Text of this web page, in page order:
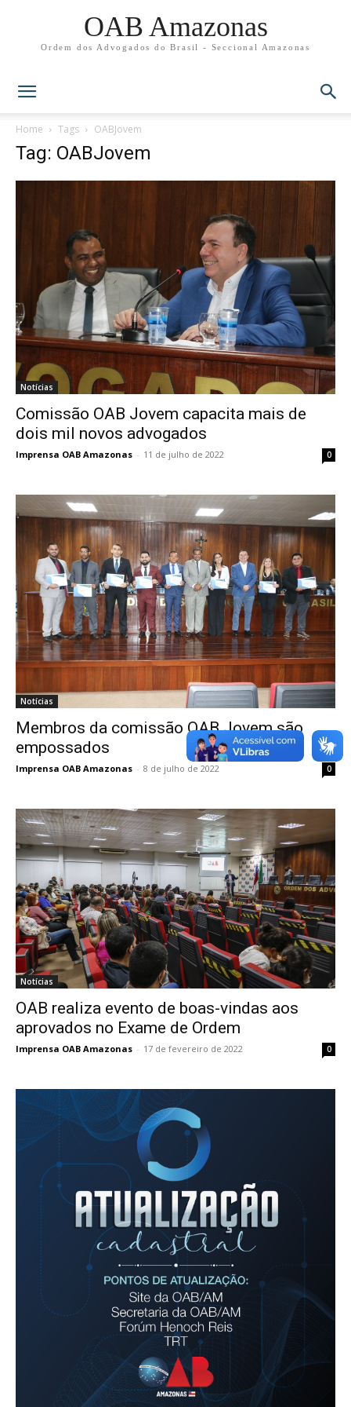
OAB Amazonas
Ordem dos Advogados do Brasil - Seccional Amazonas
Home Tags OABJovem
Tag: OABJovem
Notícias
Comissão OAB Jovem capacita mais de
dois mil novos advogados
Imprensa OAB Amazonas - 11 de julho de 2022 0
Notícias
Membros da comissão OAB Jovem são
empossados
Imprensa OAB Amazonas - 8 de julho de 2022 0
Notícias
OAB realiza evento de boas-vindas aos
aprovados no Exame de Ordem
Imprensa OAB Amazonas - 17 de fevereiro de 2022 0